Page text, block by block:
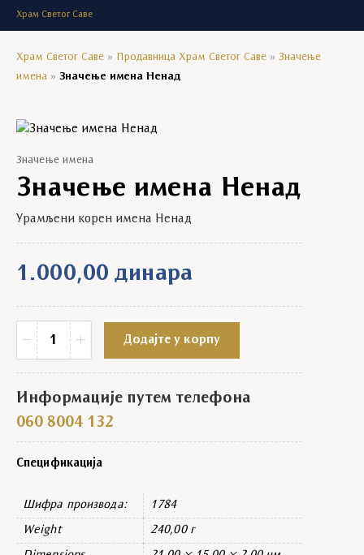
Храм Светог Саве
Храм Светог Саве » Продавница Храм Светог Саве » Значење
имена » Значење имена Ненад
Значење имена
Значење имена Ненад
1.000,00динара
Урамљени корен имена Ненад
−
Значење имена Ненад quantity
+ Додајте у корпу
Информације путем телефона
060 8004 132
Спецификација
Шифра производа: 1784
Weight 240,00 г